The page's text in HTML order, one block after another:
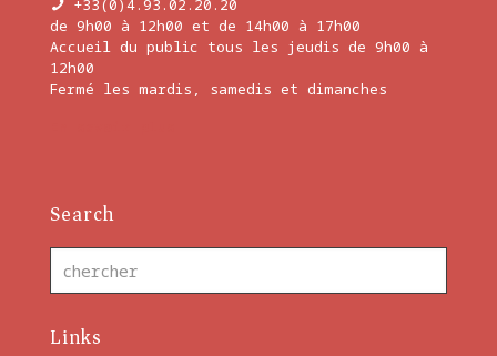
+33(0)4.93.02.20.20
de 9h00 à 12h00 et de 14h00 à 17h00
Accueil du public tous les jeudis de 9h00 à
12h00
Fermé les mardis, samedis et dimanches
Search
Links